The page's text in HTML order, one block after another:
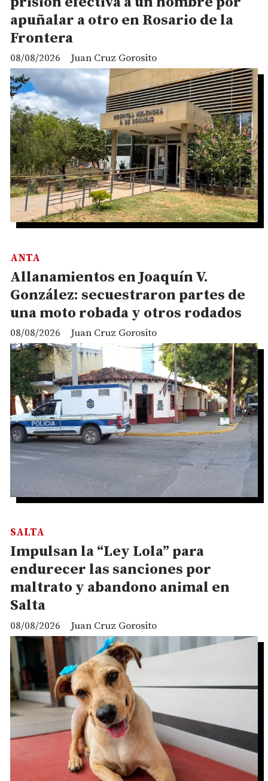
apuñalar a otro en Rosario de la
Frontera
Juan Cruz Gorosito
08/08/2026
Allanamientos en Joaquín V.
González: secuestraron partes de
una moto robada y otros rodados
Juan Cruz Gorosito
ANTA
08/08/2026
Impulsan la “Ley Lola” para
endurecer las sanciones por
maltrato y abandono animal en
Salta
Juan Cruz Gorosito
SALTA
08/08/2026